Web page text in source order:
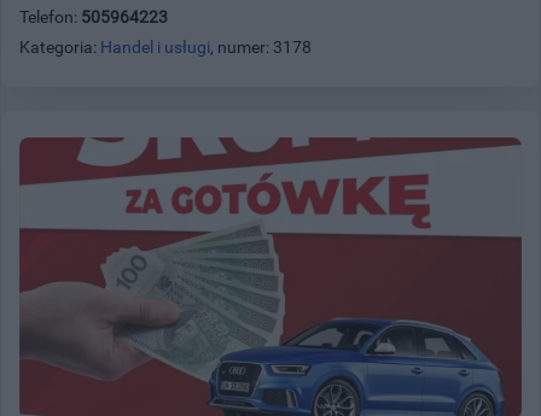
Telefon: 505964223
Kategoria: Handel i usługi, numer: 3178